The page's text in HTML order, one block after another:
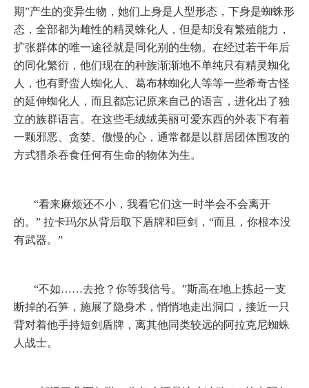
期”产生的变异生物，她们上身是人型形态，下身是蜘蛛形
态，全部都为雌性的精灵蛛化人，但是却没有繁殖能力，
扩张群体的唯一途径就是同化别的生物。在经过若干年后
的同化繁衍，他们现在的种族渐渐地不单纯只有精灵蜘化
人，也有野蛮人蜘化人、葛布林蜘化人等等一些希奇古怪
的延伸蜘化人，而且都忘记原来自己的语言，进化出了独
立的族群语言。在这些毛绒绒美丽可爱东西的外表下有着
一颗邪恶、贪婪、傲慢的心，通常都是以群居团体围攻的
方式猎杀吞食任何有生命的物体为生。
“看来麻烦还不小，我看它们这一时半会不会离开
的。” 拉卡玛尔从背后取下盾牌和巨剑，“而且，你根本没
有武器。”
“不如……去抢？你等我信号。”斯高在地上拣起一支
断掉的石笋，施展了隐身术，悄悄地走出洞口，接近一只
背对着他手持短剑盾牌，离其他同类较远的阿拉克尼蜘蛛
人战士。